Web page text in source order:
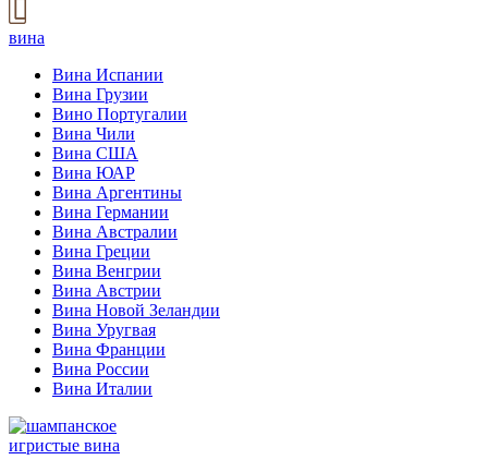
вина
Вина Испании
Вина Грузии
Вино Португалии
Вина Чили
Вина США
Вина ЮАР
Вина Аргентины
Вина Германии
Вина Австралии
Вина Греции
Вина Венгрии
Вина Австрии
Вина Новой Зеландии
Вина Уругвая
Вина Франции
Вина России
Вина Италии
игристые вина